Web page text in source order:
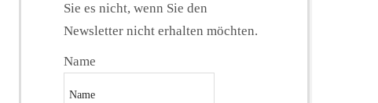
Sie es nicht, wenn Sie den
Newsletter nicht erhalten möchten.
Name